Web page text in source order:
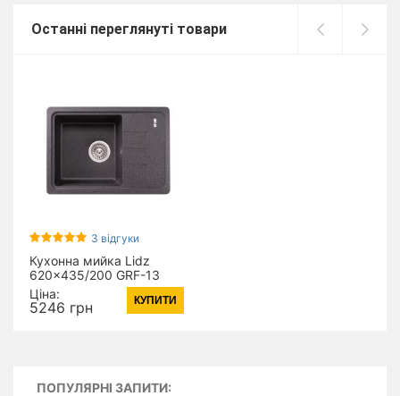
Останні переглянуті товари
3 відгуки
Кухонна мийка Lidz
620x435/200 GRF-13
(LIDZGRF13620435200)
Ціна:
5246 грн КУПИТИ
ПОПУЛЯРНІ ЗАПИТИ: